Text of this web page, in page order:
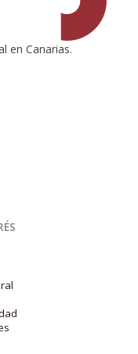
en Canarias.